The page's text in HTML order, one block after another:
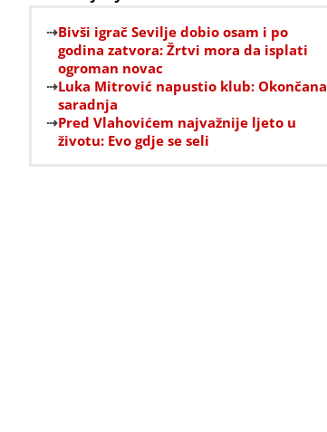
Bivši igrač Sevilje dobio osam i po
godina zatvora: Žrtvi mora da isplati
ogroman novac
Luka Mitrović napustio klub: Okončana
saradnja
Pred Vlahovićem najvažnije ljeto u
životu: Evo gdje se seli